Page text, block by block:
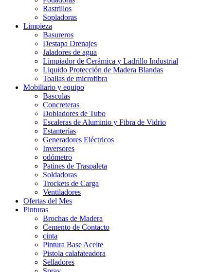
Rastrillos
Sopladoras
Limpieza
Basureros
Destapa Drenajes
Jaladores de agua
Limpiador de Cerámica y Ladrillo Industrial
Liquido Protección de Madera Blandas
Toallas de microfibra
Mobiliario y equipo
Basculas
Concreteras
Dobladores de Tubo
Escaleras de Aluminio y Fibra de Vidrio
Estanterías
Generadores Eléctricos
Inversores
odómetro
Patines de Traspaleta
Soldadoras
Trockets de Carga
Ventiladores
Ofertas del Mes
Pinturas
Brochas de Madera
Cemento de Contacto
cinta
Pintura Base Aceite
Pistola calafateadora
Selladores